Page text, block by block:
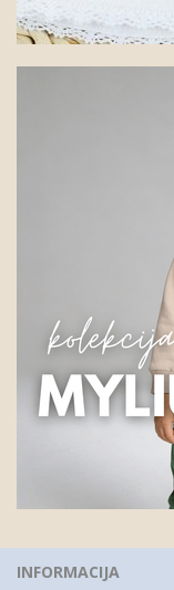
INFORMACIJA